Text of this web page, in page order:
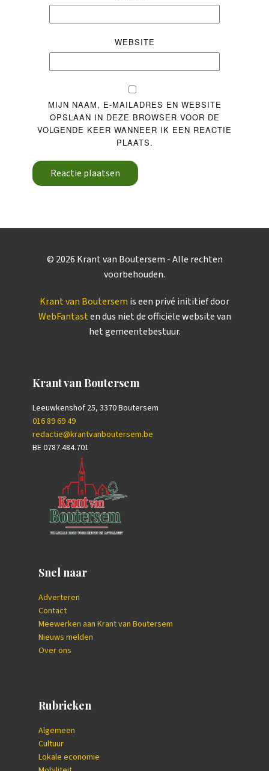
WEBSITE
MIJN NAAM, E-MAILADRES EN WEBSITE
OPSLAAN IN DEZE BROWSER VOOR DE
VOLGENDE KEER WANNEER IK EEN REACTIE
PLAATS.
Reactie plaatsen
© 2026 Krant van Boutersem - Alle rechten
voorbehouden.
Krant van Boutersem is een privé inititief door
WebFantasten dus niet de officiële website van
het gemeentebestuur.
Krant van Boutersem
Leeuwkenshof 25, 3370 Boutersem
016 89 69 49
redactie@krantvanboutersem.be
BE 0787.484.701
Snel naar
Adverteren
Contact
Meewerken aan Krant van Boutersem
Nieuws melden
Over ons
Rubrieken
Algemeen
Cultuur
Lokale economie